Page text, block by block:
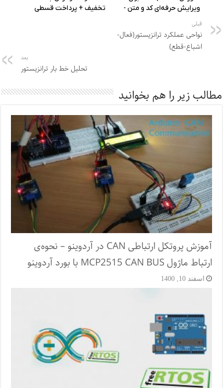
قبلی
نواحی عملکرد ترانزیستور(فعال-
اشباع-قطع)
بعد
تحلیل خط بار ترانزیستور
مطالب زیر را هم بخوانید
آموزش پروتکل ارتباطی CAN در آردوینو – نحوه‌ی
ارتباط ماژول MCP2515 CAN BUS با بورد آردوینو
اسفند 10, 1400